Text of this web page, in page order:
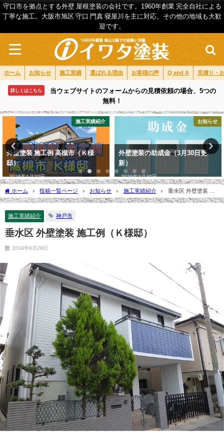
守口市を拠点とする外壁 屋根塗装の会社です。1960年創業 完全自社による
丁寧な施工。大阪市旭区 守口 門真 寝屋川を主に対応。その他の地域も大歓
迎です。
ホーム お知らせ 施工実績 選ばれる理由 お客様の声 Q and A 見積り・
詳しくはこちら
当ウェブサイトのフォームからの見積依頼の場合、5つの
無料！
お知らせ
外壁塗装の助成金（3月30日更
新）
2026年3月30日
代表ブログ
【発見❗】株式会社イワタ塗装
（守口市）の口コミ・評判は？3
分で分かる徹底レビュー！
ホーム 投稿一覧ページ お知らせ 施工実績紹介
垂水区 外壁塗装 施
工例（Ｋ様邸）
施工実績紹介 神戸市
垂水区 外壁塗装 施工例（Ｋ様邸）
2019年9月28日